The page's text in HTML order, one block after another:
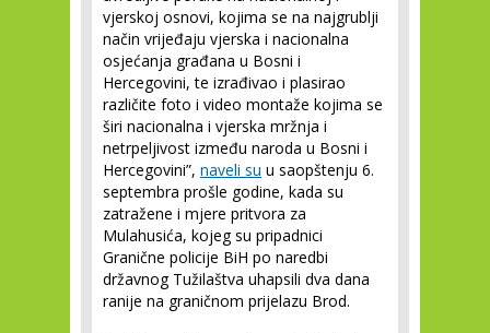
vjerskoj osnovi, kojima se na najgrublji
način vrijeđaju vjerska i nacionalna
osjećanja građana u Bosni i
Hercegovini, te izrađivao i plasirao
različite foto i video montaže kojima se
širi nacionalna i vjerska mržnja i
netrpeljivost između naroda u Bosni i
Hercegovini”, naveli su u saopštenju 6.
septembra prošle godine, kada su
zatražene i mjere pritvora za
Mulahusića, kojeg su pripadnici
Granične policije BiH po naredbi
državnog Tužilaštva uhapsili dva dana
ranije na graničnom prijelazu Brod.